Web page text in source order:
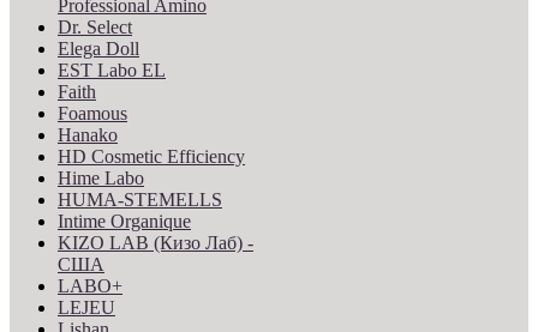
Professional Amino
Dr. Select
Elega Doll
EST Labo EL
Faith
Foamous
Hanako
HD Cosmetic Efficiency
Hime Labo
HUMA-STEMELLS
Intime Organique
KIZO LAB (Кизо Лаб) -
США
LABO+
LEJEU